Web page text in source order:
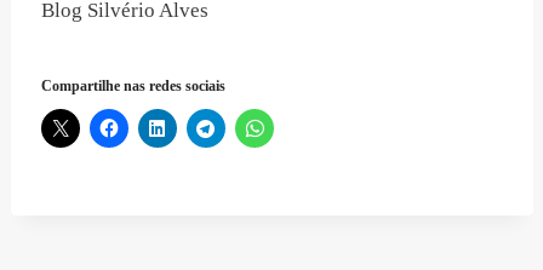
Blog Silvério Alves
Compartilhe nas redes sociais